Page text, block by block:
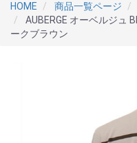
HOME 商品一覧ページ
AUBERGE オーベルジュ
ークブラウン